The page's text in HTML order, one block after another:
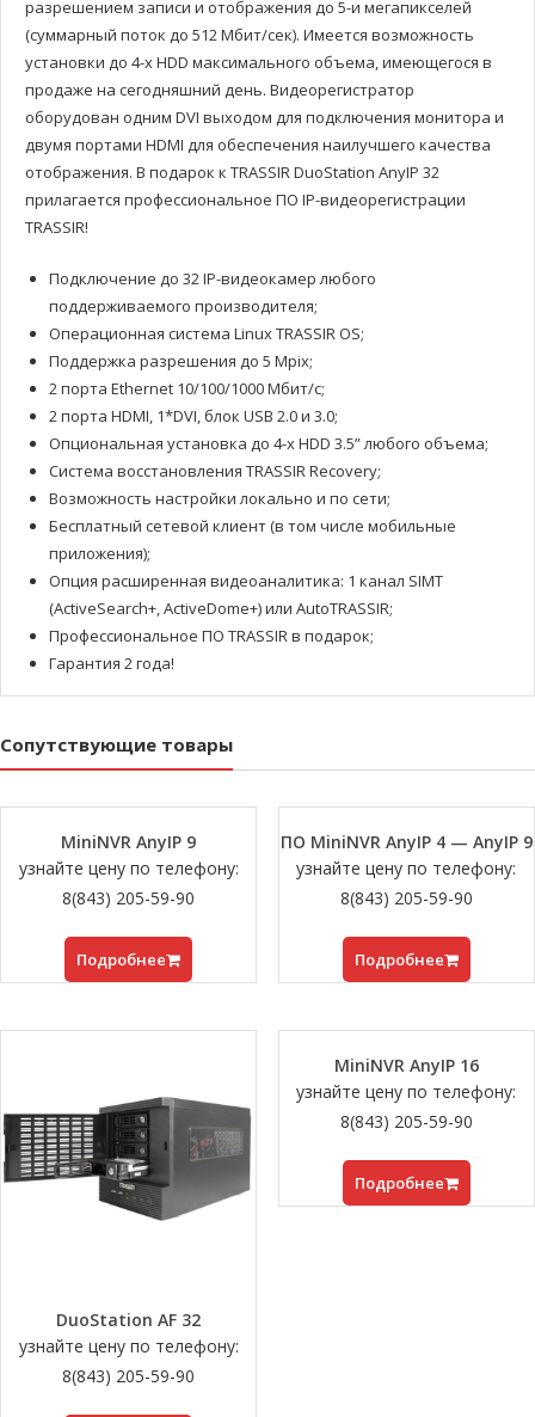
разрешением записи и отображения до 5-и мегапикселей
(суммарный поток до 512 Мбит/сек). Имеется возможность
установки до 4-х HDD максимального объема, имеющегося в
продаже на сегодняшний день. Видеорегистратор
оборудован одним DVI выходом для подключения монитора и
двумя портами HDMI для обеспечения наилучшего качества
отображения. В подарок к TRASSIR DuoStation AnyIP 32
прилагается профессиональное ПО IP-видеорегистрации
TRASSIR!
Подключение до 32 IP-видеокамер любого
поддерживаемого производителя;
Операционная система Linux TRASSIR OS;
Поддержка разрешения до 5 Mpix;
2 порта Ethernet 10/100/1000 Мбит/с;
2 порта HDMI, 1*DVI, блок USB 2.0 и 3.0;
Опциональная установка до 4-х HDD 3.5” любого объема;
Система восстановления TRASSIR Recovery;
Возможность настройки локально и по сети;
Бесплатный сетевой клиент (в том числе мобильные
приложения);
Опция расширенная видеоаналитика: 1 канал SIMT
(ActiveSearch+, ActiveDome+) или AutoTRASSIR;
Профессиональное ПО TRASSIR в подарок;
Гарантия 2 года!
Сопутствующие товары
MiniNVR AnyIP 9
узнайте цену по телефону:
8(843) 205-59-90
Подробнее
ПО MiniNVR AnyIP 4 — AnyIP 9
узнайте цену по телефону:
8(843) 205-59-90
Подробнее
DuoStation AF 32
узнайте цену по телефону:
8(843) 205-59-90
MiniNVR AnyIP 16
узнайте цену по телефону:
8(843) 205-59-90
Подробнее